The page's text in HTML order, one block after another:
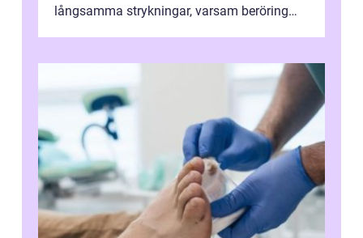
långsamma strykningar, varsam beröring